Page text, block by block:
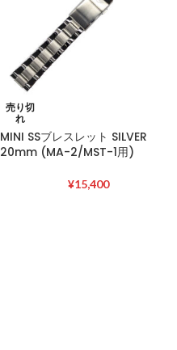
売り切
れ
MINI SSブレスレット SILVER
20mm (MA-2/MST-1用)
¥15,400